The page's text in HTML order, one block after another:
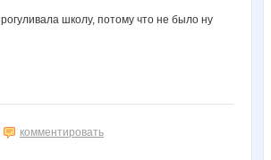
школу, потому что не было ну
комментировать